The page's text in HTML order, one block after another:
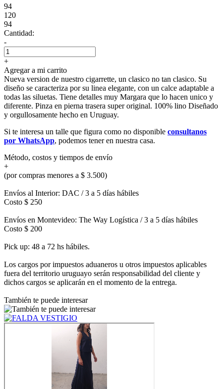
94
120
94
Cantidad:
-
+
Agregar a mi carrito
Nueva version de nuestro cigarrette, un clasico no tan clasico. Su
diseño se caracteriza por su linea elegante, con un calce adaptable a
todas las siluetas. Tiene detalles muy Margara que lo hacen unico y
diferente. Pinza en pierna trasera super original. 100% lino Diseñado
y orgullosamente hecho en Uruguay.
Si te interesa un talle que figura como no disponible consultanos
por WhatsApp, podemos tener en nuestra casa.
Método, costos y tiempos de envío
+
(por compras menores a $ 3.500)
Envíos al Interior: DAC / 3 a 5 días hábiles
Costo $ 250
Envíos en Montevideo: The Way Logística / 3 a 5 días hábiles
Costo $ 200
Pick up: 48 a 72 hs hábiles.
Los cargos por impuestos aduaneros u otros impuestos aplicables
fuera del territorio uruguayo serán responsabilidad del cliente y
dichos cargos se aplicarán en el momento de la entrega.
También te puede interesar